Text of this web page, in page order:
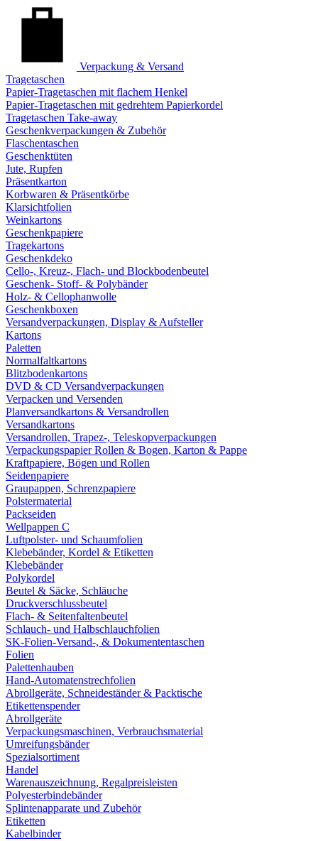
Verpackung & Versand
Tragetaschen
Papier-Tragetaschen mit flachem Henkel
Papier-Tragetaschen mit gedrehtem Papierkordel
Tragetaschen Take-away
Geschenkverpackungen & Zubehör
Flaschentaschen
Geschenktüten
Jute, Rupfen
Präsentkarton
Korbwaren & Präsentkörbe
Klarsichtfolien
Weinkartons
Geschenkpapiere
Tragekartons
Geschenkdeko
Cello-, Kreuz-, Flach- und Blockbodenbeutel
Geschenk- Stoff- & Polybänder
Holz- & Cellophanwolle
Geschenkboxen
Versandverpackungen, Display & Aufsteller
Kartons
Paletten
Normalfaltkartons
Blitzbodenkartons
DVD & CD Versandverpackungen
Verpacken und Versenden
Planversandkartons & Versandrollen
Versandkartons
Versandrollen, Trapez-, Teleskopverpackungen
Verpackungspapier Rollen & Bogen, Karton & Pappe
Kraftpapiere, Bögen und Rollen
Seidenpapiere
Graupappen, Schrenzpapiere
Polstermaterial
Packseiden
Wellpappen C
Luftpolster- und Schaumfolien
Klebebänder, Kordel & Etiketten
Klebebänder
Polykordel
Beutel & Säcke, Schläuche
Druckverschlussbeutel
Flach- & Seitenfaltenbeutel
Schlauch- und Halbschlauchfolien
SK-Folien-Versand-, & Dokumententaschen
Folien
Palettenhauben
Hand-Automatenstrechfolien
Abrollgeräte, Schneideständer & Packtische
Etikettenspender
Abrollgeräte
Verpackungsmaschinen, Verbrauchsmaterial
Umreifungsbänder
Spezialsortiment
Handel
Warenauszeichnung, Regalpreisleisten
Polyesterbindebänder
Splintenapparate und Zubehör
Etiketten
Kabelbinder